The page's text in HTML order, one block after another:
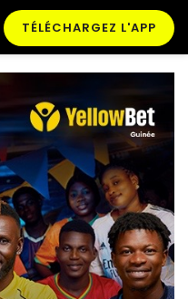
TÉLÉCHARGEZ L'APP